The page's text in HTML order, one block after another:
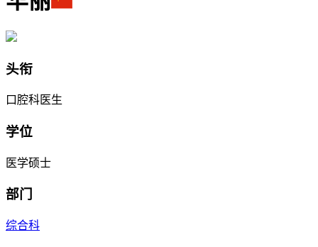
头衔
口腔科医生
学位
医学硕士
部门
综合科